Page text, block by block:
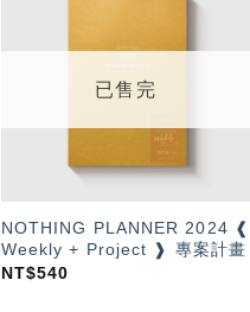
望輕
已售完
NOTHING PLANNER 2024 ❰
Weekly + Project ❱ 專案計畫
NT$540